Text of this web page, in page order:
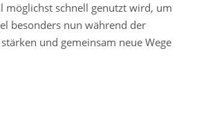
möglichst schnell genutzt wird, um
besonders nun während der
und gemeinsam neue Wege